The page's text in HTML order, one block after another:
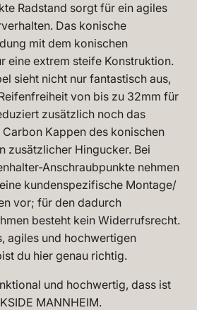
Radstand sorgt für ein agiles
Das konische
mit dem konischen
eine extrem steife Konstruktion.
sieht nicht nur fantastisch aus,
von bis zu 32mm für
zusätzlich noch das
Kappen des konischen
zusätzlicher Hingucker. Bei
Anschraubpunkte nehmen
kundenspezifische Montage/
vor; für den dadurch
besteht kein Widerrufsrecht.
agiles und hochwertigen
du hier genau richtig.
und hochwertig, dass ist
MANNHEIM.